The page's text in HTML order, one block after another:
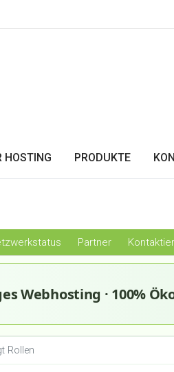
HOSTING PRODUKTE
Partner
Rollen